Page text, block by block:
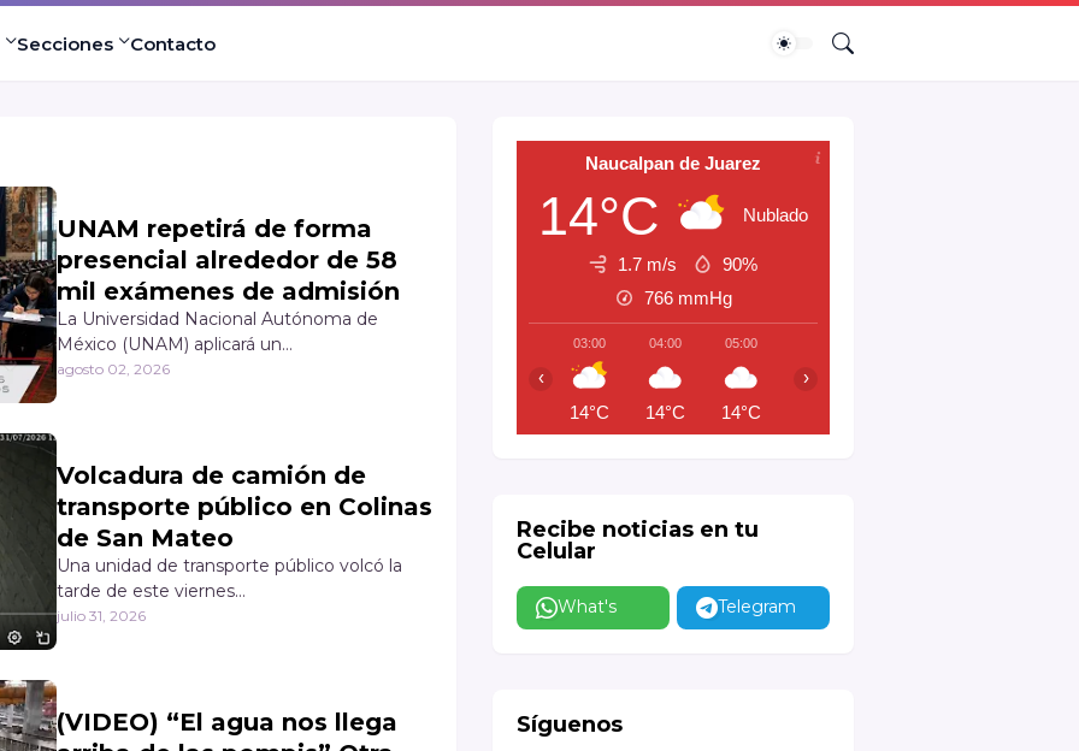
Secciones Contacto
UNAM repetirá de forma
presencial alrededor de 58
mil exámenes de admisión
La Universidad Nacional Autónoma de
México (UNAM) aplicará un…
agosto 02, 2026
Volcadura de camión de
transporte público en Colinas
de San Mateo
Una unidad de transporte público volcó la
tarde de este viernes…
julio 31, 2026
(VIDEO) “El agua nos llega
Naucalpan de Juarez
14°C Nublado
1.7 m/s
90%
766 mmHg
03:00
14°C
04:00
14°C
05:00
14°C
‹ ›
Recibe noticias en tu
Celular
What's Telegram
Síguenos